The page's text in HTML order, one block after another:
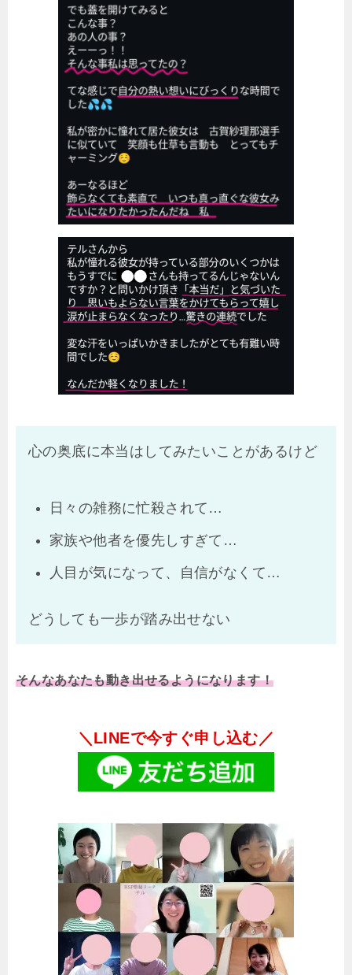
心の奥底に本当はしてみたいことがあるけど
日々の雑務に忙殺されて…
家族や他者を優先しすぎて…
人目が気になって、自信がなくて…
どうしても一歩が踏み出せない
そんなあなたも動き出せるようになります！
＼LINEで今すぐ申し込む／